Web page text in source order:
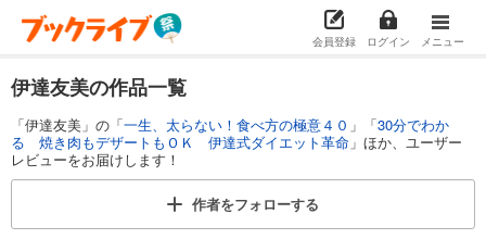
会員登録 ログイン メニュー
伊達友美の作品一覧
「伊達友美」の「一生、太らない！食べ方の極意４０ 」「30分でわか
る 焼き肉もデザートもＯＫ 伊達式ダイエット革命 」ほか、ユーザー
レビューをお届けします！
作者をフォローする